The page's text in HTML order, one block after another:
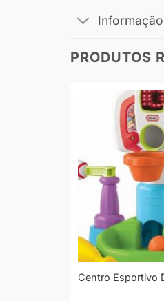
PRODUTOS
Centro Esportivo